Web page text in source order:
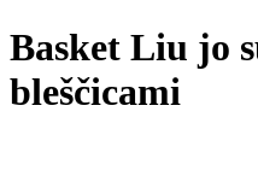
Basket Liu jo
bleščicami